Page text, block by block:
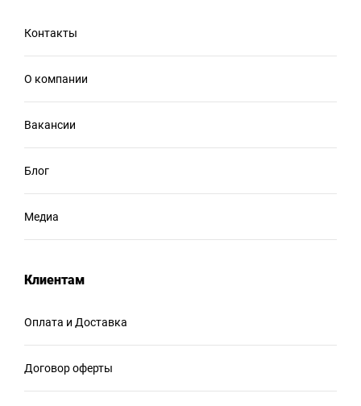
Контакты
О компании
Вакансии
Блог
Медиа
Клиентам
Оплата и Доставка
Договор оферты